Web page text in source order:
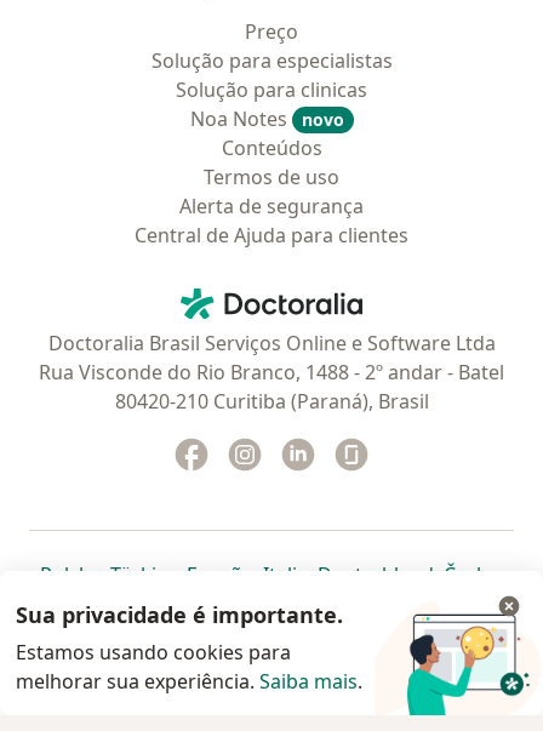
Preço
Solução para especialistas
Solução para clinicas
Noa Notes
novo
Conteúdos
Termos de uso
Alerta de segurança
Central de Ajuda para clientes
Doctoralia - Homepage
Doctoralia Brasil Serviços Online e Software Ltda
Rua Visconde do Rio Branco, 1488 - 2º andar - Batel
80420-210 Curitiba (Paraná), Brasil
Facebook
abre num novo separador
Instagram
abre num novo separador
Linkedin
abre num novo
Polska abre num novo separador
Türkiye abre num novo separador
España abre num novo separador
Italia abre num novo
Deutschlandabre num
Česko
Portugal abre num novo separador
, México abre num novo separador
, abre num novo separador
Brasil abre num novoabre num
abre
Colombia abre num novo
www.doctoralia.com.br © 2026 - Agende agora sua
Sua privacidade é importante.
Estamos usando cookies para
melhorar sua experiência. Saiba mais.